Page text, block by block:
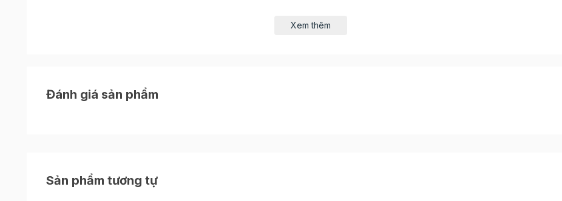
Rinh ngay mẫu khuôn hình ngôi sao về làm bánh thôi nào!!
Xem thêm
Đánh giá sản phẩm
Sản phẩm tương tự